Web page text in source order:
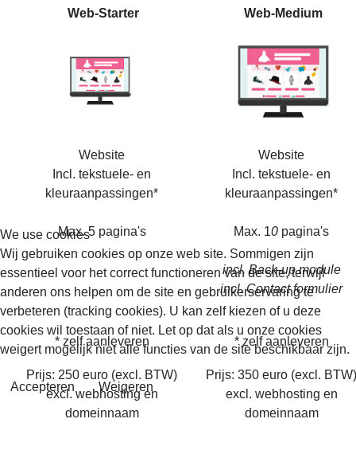
Web-Starter Web-Medium
Website
Incl. tekstuele- en
kleuraanpassingen*
Max. 5 pagina's
Website
Incl. tekstuele- en
kleuraanpassingen*
Max. 10 pagina's
incl. Back-up module
incl. Contact formulier
* zelf aanleveren * zelf aanleveren
Prijs: 250 euro (excl. BTW)
excl. webhosting en
domeinnaam
Prijs: 350 euro (excl. BTW)
excl. webhosting en
domeinnaam
We use cookies
Wij gebruiken cookies op onze web site. Sommigen zijn
essentieel voor het correct functioneren van de site, terwijl
anderen ons helpen om de site en gebruikerservaring te
verbeteren (tracking cookies). U kan zelf kiezen of u deze
cookies wil toestaan of niet. Let op dat als u onze cookies
weigert mogelijk niet alle functies van de site beschikbaar zijn.
Accepteren Weigeren